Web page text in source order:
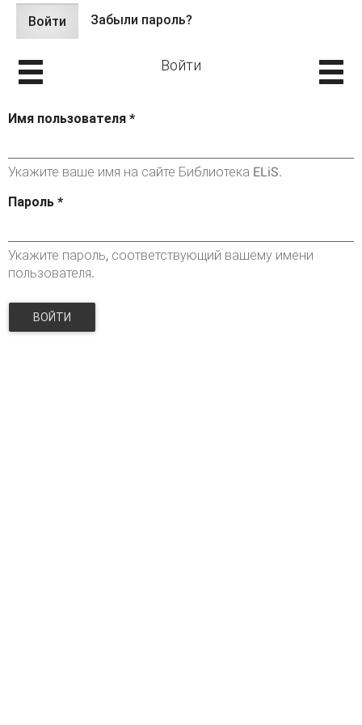
Главные вкладки
Войти (активная
вкладка)
Забыли пароль?
Войти
Имя пользователя *
Укажите ваше имя на сайте Библиотека ELiS.
Пароль *
Укажите пароль, соответствующий вашему имени
пользователя.
ВОЙТИ